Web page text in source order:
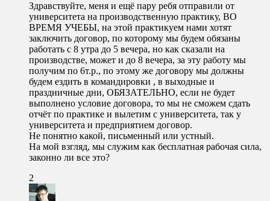
Здравствуйте, меня и ещё пару ребя отправили от
университета на производственную практику, ВО
ВРЕМЯ УЧЕБЫ, на этой практикуем нами хотят
заключить договор, по которому мы будем обязаны
работать с 8 утра до 5 вечера, но как сказали на
производстве, может и до 8 вечера, за эту работу мы
получим по 6т.р., по этому же договору мы должны
будем ездить в командировки , в выходные и
праздничные дни, ОБЯЗАТЕЛЬНО, если не будет
выполнено условие договора, то мы не сможем сдать
отчёт по практике и вылетим с университета, так у
университета и предприятием договор.
Не понятно какой, письменный или устный.
На мой взгляд, мы служим как бесплатная рабочая сила,
законно ли все это?
2